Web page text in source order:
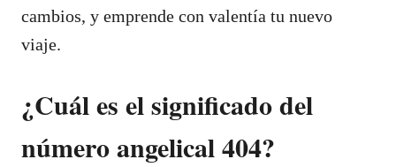
cambios, y emprende con valentía tu nuevo
viaje.
¿Cuál es el significado del
número angelical 404?